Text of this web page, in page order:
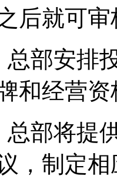
后就可
总部安排
和经营资
总部将提
，制定